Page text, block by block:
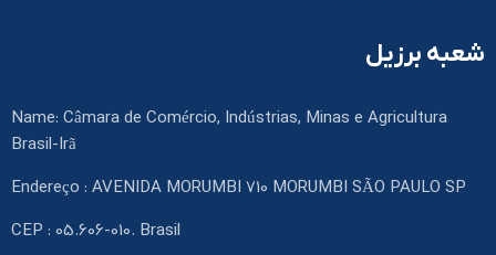
شعبه برزیل
Name: Câmara de Comércio, Indústrias, Minas e Agricultura
Brasil-Irã
Endereço : AVENIDA MORUMBI 710 MORUMBI SÃO PAULO SP
CEP : 05.606-010. Brasil